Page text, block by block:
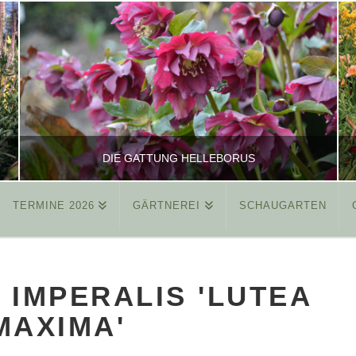
DIE GATTUNG HELLEBORUS
REINHARD
MÄRZ 26, 2015
TERMINE 2026 GÄRTNEREI SCHAUGARTEN
'LUTEA